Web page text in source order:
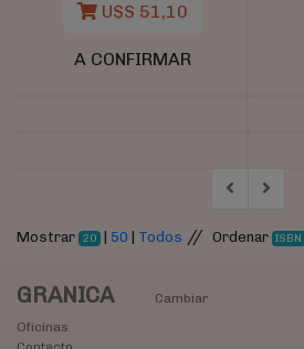
U$S 51,10
A CONFIRMAR
Mostrar 20 | 50 Todos // Ordenar ISBN
GRANICA
Cambiar
Oficinas